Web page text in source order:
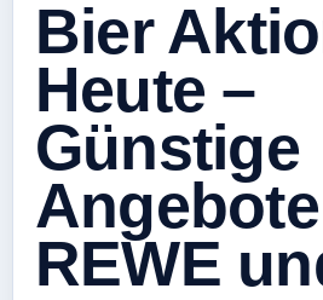
Bier
Heute –
Günstige
REWE